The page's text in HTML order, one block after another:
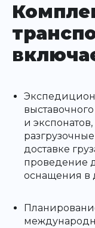
и
доставке
проведение
оснащения в